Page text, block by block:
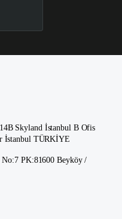
Skyland İstanbul B Ofis
İstanbul TÜRKİYE
No:7 PK:81600 Beyköy /